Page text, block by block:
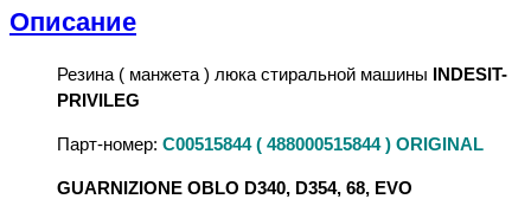
Описание
Резина ( манжета ) люка стиральной машины INDESIT-
PRIVILEG
Парт-номер: C00515844 ( 488000515844 ) ORIGINAL
GUARNIZIONE OBLO D340, D354, 68, EVO